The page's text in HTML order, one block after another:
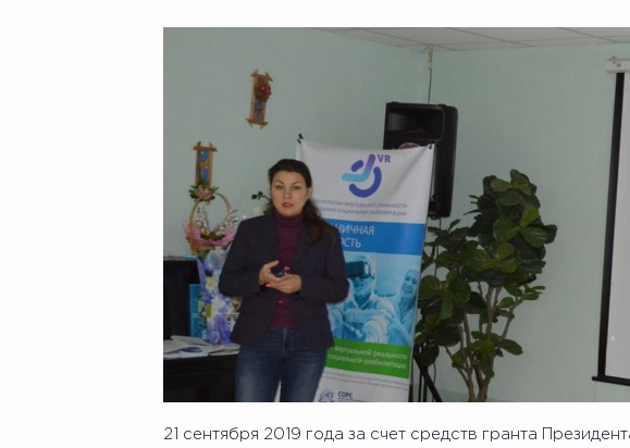
21 сентября 2019 года за счет средств гранта